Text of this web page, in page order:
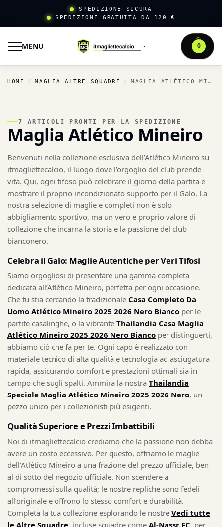
SPEDIZIONE SICURA
SPEDIZIONE GRATUITA DA 120 €
MENU 0
HOME / MAGLIA ALTRE SQUADRE / MAGLIA ATLÉTICO MINEIRO
7 ARTICOLI PRONTI PER LA SPEDIZIONE
Maglia Atlético Mineiro
Benvenuti nella collezione esclusiva dell’Atlético Mineiro su
itmagliettecalcio, il luogo dove l’orgoglio del club prende
vita. Qui, ogni tifoso può celebrare il giorno della partita e
mostrare il proprio incondizionato supporto per il Galo. La
nostra selezione di maglie e completi non è solo
abbigliamento sportivo, ma un vero e proprio valore di
collezione che incarna la storia e la passione del club
bianconero.
Celebra il Galo: Maglie Autentiche per Veri Tifosi
Siamo orgogliosi di presentare una gamma completa
dedicata all’Atlético Mineiro, perfetta per ogni occasione.
Che tu stia cercando la tradizionale Casa Completo Da
Uomo Atlético Mineiro 2025 2026 Nero Bianco per le
partite casalinghe, o la vibrante Thailandia Casa Maglia
Atlético Mineiro 2025 2026 Nero Bianco per distinguerti,
abbiamo ciò che fa per te. Ogni capo è realizzato con
materiale tecnico di alta qualità e tecnologia ad asciugatura
rapida, assicurando comfort e prestazioni ottimali sia in
campo che sugli spalti. Ammira la nostra Thailandia
Speciale Maglia Atlético Mineiro 2025 2026 Nero, un
pezzo unico per i collezionisti più esigenti.
Qualità Superiore e Prezzi Imbattibili
Noi di itmagliettecalcio crediamo che la passione non debba
avere un costo eccessivo. Per questo, offriamo le maglie
dell’Atlético Mineiro a una frazione del prezzo ufficiale, ben
al di sotto del negozio ufficiale. Non scendere a
compromessi sulla qualità; le nostre repliche sono fedeli
all’originale e offrono lo stesso comfort e durabilità.
Completa la tua collezione esplorando le nostre Vedi tutte
le Altre Squadre, incluse squadre come Al-Nassr FC, per